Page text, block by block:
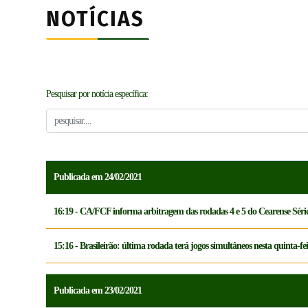
NOTÍCIAS
Pesquisar por notícia específica:
Publicada em 24/02/2021
16:19 - CA/FCF informa arbitragem das rodadas 4 e 5 do Cearense
15:16 - Brasileirão: última rodada terá jogos simultâneos nesta quinta-
Publicada em 23/02/2021